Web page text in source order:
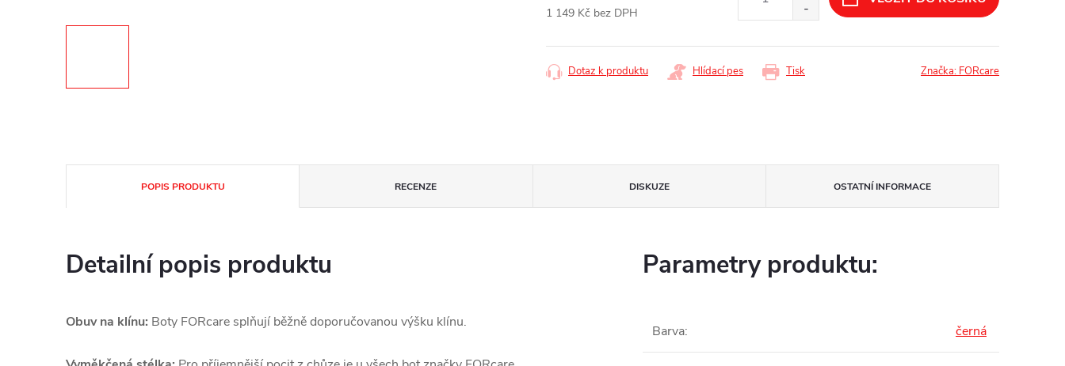
1 149 Kč bez DPH
cena:
Tisk
Dotaz k produktu Hlídací pes Značka: FORcare
POPIS PRODUKTU RECENZE DISKUZE OSTATNÍ INFORMACE
Detailní popis produktu
Obuv na klínu: Boty FORcare splňují běžně doporučovanou výšku klínu.
Parametry produktu:
Barva: černá